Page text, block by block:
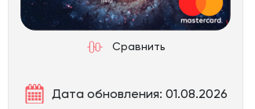
Сравнить
Дата обновления: 01.08.2026